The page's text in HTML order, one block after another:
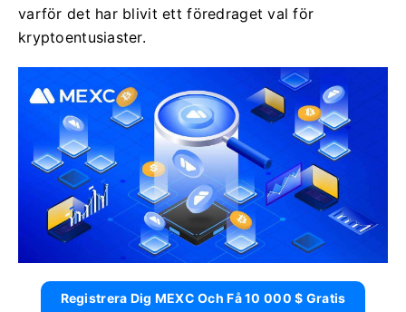
varför det har blivit ett föredraget val för
kryptoentusiaster.
Registrera Dig MEXC Och Få 10 000 $ Gratis